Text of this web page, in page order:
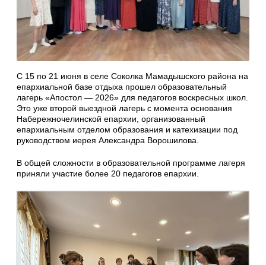
С 15 по 21 июня в селе Соколка Мамадышского района на
епархиальной базе отдыха прошел образовательный
лагерь «Апостол — 2026» для педагогов воскресных школ.
Это уже второй выездной лагерь с момента основания
Набережночелинской епархии, организованный
епархиальным отделом образования и катехизации под
руководством иерея Александра Ворошилова.
В общей сложности в образовательной программе лагеря
приняли участие более 20 педагогов епархии.